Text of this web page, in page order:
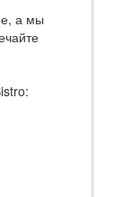
а мы